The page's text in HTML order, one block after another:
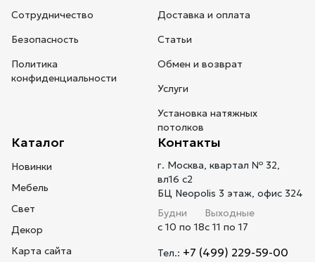
Сотрудничество
Безопасность
Политика
конфиденциальности
Доставка и оплата
Статьи
Обмен и возврат
Услуги
Установка натяжных
потолков
Каталог
Новинки
Мебель
Свет
Декор
Карта сайта
Контакты
г. Москва, квартал № 32,
вл16 с2
БЦ Neopolis 3 этаж, офис 324
Будни
с 10 по 18
Выходные
с 11 по 17
Тел.: +7 (499) 229-59-00